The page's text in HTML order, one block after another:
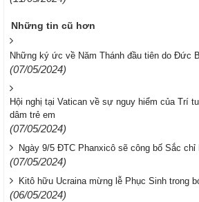
Những tin cũ hơn
Những ký ức về Năm Thánh đầu tiên do Đức
(07/05/2024)
Hội nghị tại Vatican về sự nguy hiểm của Trí
dâm trẻ em
(07/05/2024)
Ngày 9/5 ĐTC Phanxicô sẽ công bố Sắc chỉ
(07/05/2024)
Kitô hữu Ucraina mừng lễ Phục Sinh trong
(06/05/2024)